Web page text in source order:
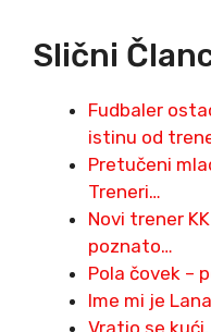
Slični
Fudbaler
istinu od
Pretučeni
Treneri…
Novi trener
poznato…
Pola čovek –
Ime mi je